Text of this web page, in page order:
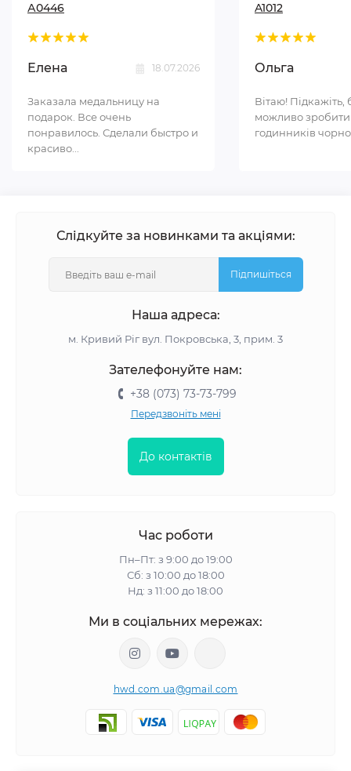
А0446
Елена 18.07.2026
Заказала медальницу на
подарок. Все очень
понравилось. Сделали быстро и
красиво...
A1012
Ольга
Вітаю! Підкажіть,
можливо
годинників
Слідкуйте за новинками та акціями:
Підпишіться
Наша адреса:
м. Кривий Ріг вул. Покровська, 3, прим. 3
Зателефонуйте нам:
+38 (073) 73-73-799
Передзвоніть мені
До контактів
Час роботи
Пн–Пт: з 9:00 до 19:00
Сб: з 10:00 до 18:00
Нд: з 11:00 до 18:00
Ми в соціальних мережах:
hwd.com.ua@gmail.com